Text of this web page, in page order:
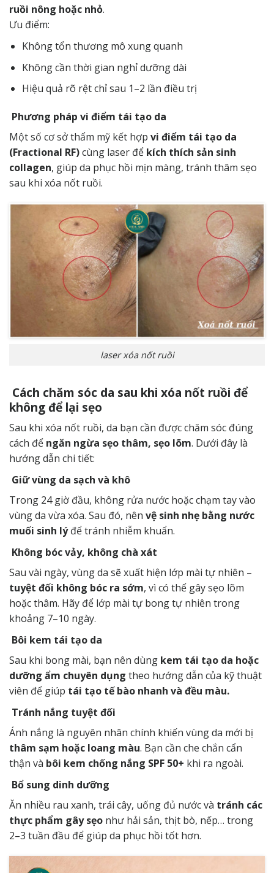
ruồi nông hoặc nhỏ.
Ưu điểm:
Không tổn thương mô xung quanh
Không cần thời gian nghỉ dưỡng dài
Hiệu quả rõ rệt chỉ sau 1–2 lần điều trị
Phương pháp vi điểm tái tạo da
Một số cơ sở thẩm mỹ kết hợp vi điểm tái tạo da
(Fractional RF)cùng laser để kích thích sản sinh
collagen, giúp da phục hồi mịn màng, tránh thâm sẹo
sau khi xóa nốt ruồi.
laser xóa nốt ruồi
Cách chăm sóc da sau khi xóa nốt ruồi để
không để lại sẹo
Sau khi xóa nốt ruồi, da bạn cần được chăm sóc đúng
cách để ngăn ngừa sẹo thâm, sẹo lõm. Dưới đây là
hướng dẫn chi tiết:
Giữ vùng da sạch và khô
Trong 24 giờ đầu, không rửa nước hoặc chạm tay vào
vùng da vừa xóa. Sau đó, nên vệ sinh nhẹ bằng nước
muối sinh lýđể tránh nhiễm khuẩn.
Không bóc vảy, không chà xát
Sau vài ngày, vùng da sẽ xuất hiện lớp mài tự nhiên –
tuyệt đối không bóc ra sớm, vì có thể gây sẹo lõm
hoặc thâm. Hãy để lớp mài tự bong tự nhiên trong
khoảng 7–10 ngày.
Bôi kem tái tạo da
Sau khi bong mài, bạn nên dùng kem tái tạo da hoặc
dưỡng ẩm chuyên dụng theo hướng dẫn của kỹ thuật
viên để giúp tái tạo tế bào nhanh và đều màu.
Tránh nắng tuyệt đối
Ánh nắng là nguyên nhân chính khiến vùng da mới bị
thâm sạm hoặc loang màu. Bạn cần che chắn cẩn
thận và bôi kem chống nắng SPF 50+ khi ra ngoài.
Bổ sung dinh dưỡng
Ăn nhiều rau xanh, trái cây, uống đủ nước và tránh các
thực phẩm gây sẹo như hải sản, thịt bò, nếp… trong
2–3 tuần đầu để giúp da phục hồi tốt hơn.